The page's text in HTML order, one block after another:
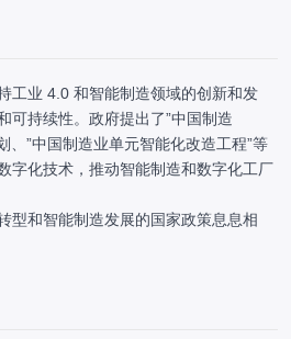
工业 4.0 和智能制造领域的创新和发
可持续性。政府提出了”中国制造
、”中国制造业单元智能化改造工程”等
字化技术，推动智能制造和数字化工厂
型和智能制造发展的国家政策息息相